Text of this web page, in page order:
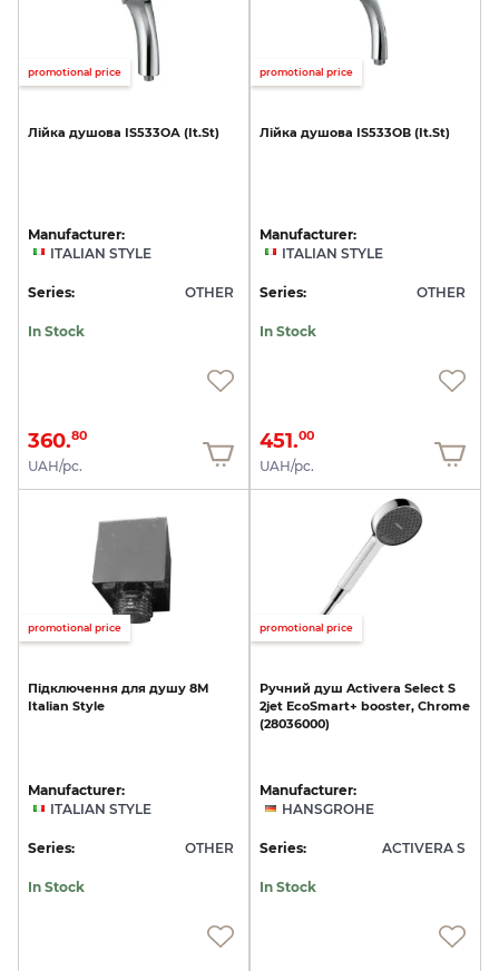
promotional price
Лійка душова IS533ОА (It.St)
Manufacturer:
ITALIAN STYLE
Series: OTHER
In Stock
360.80
UAH/pc.
promotional price
Лійка душова IS533ОВ (It.St)
Manufacturer:
ITALIAN STYLE
Series: OTHER
In Stock
451.00
UAH/pc.
promotional price
Підключення для душу 8M
Italian Style
Manufacturer:
ITALIAN STYLE
Series: OTHER
In Stock
promotional price
Ручний душ Activera Select S
2jet EcoSmart+ booster, Chrome
(28036000)
Manufacturer:
HANSGROHE
Series: ACTIVERA S
In Stock